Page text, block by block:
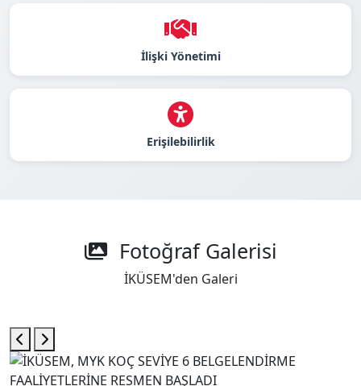
İlişki Yönetimi
Erişilebilirlik
Fotoğraf Galerisi
İKÜSEM'den Galeri